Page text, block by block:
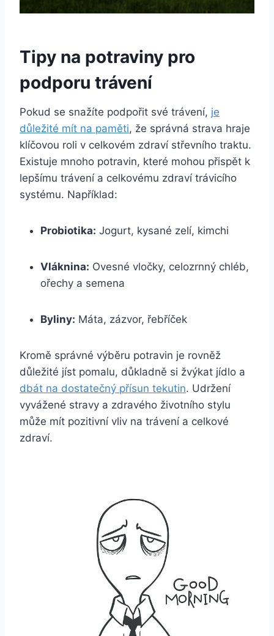
Tipy na potraviny ‍pro
podporu trávení
Pokud⁤ se snažíte podpořit své trávení, je
‍důležité mít na paměti, že⁢ správná strava‍ hraje
klíčovou roli⁢ v celkovém‍ zdraví střevního traktu.
Existuje ‍mnoho potravin, které mohou přispět⁢ k
lepšímu trávení a celkovému ‌zdraví trávicího
⁤systému. Například:
Probiotika: Jogurt, kysané zelí, kimchi
Vláknina: ‌Ovesné vločky, celozrnný chléb,
ořechy‍ a semena
Byliny: Máta, zázvor, řebříček
Kromě ‍správné‌ výběru potravin‌ je⁤ rovněž
důležité jíst​ pomalu, důkladně si žvýkat ⁣jídlo ​a
dbát na dostatečný přísun tekutin. Udržení
vyvážené stravy‍ a zdravého životního stylu
může mít pozitivní‌ vliv na​ trávení ‍a celkové
zdraví.